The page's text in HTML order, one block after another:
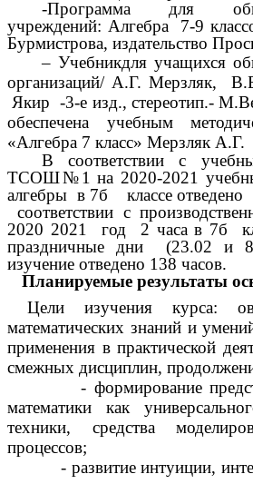
-Программа для
учреждений: Алгебра 7-9
Бурмистрова, издательство
– Учебникдля учащихся
организаций/ А.Г. Мерзляк,
Якир -3-е изд., стереотип.-
обеспечена учебным
«Алгебра 7 класс» Мерзляк А.Г.
В соответствии с
ТСОШ№1 на 2020-2021
алгебры в 7б классе
соответствии с
2020 2021 год 2 часа в 7б
праздничные дни (23.02 и
изучение отведено 138 часов.
Планируемые результаты
Цели изучения курса:
математических знаний и
применения в практической
смежных дисциплин,
- формирование
математики как
техники, средства
процессов;
- развитие интуиции,